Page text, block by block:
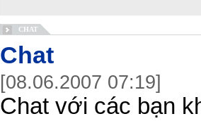
CHAT
Chat
[08.06.2007 07:19]
Chat với các bạn